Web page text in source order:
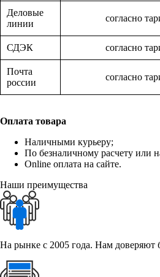
Деловые
линии
согласно
СДЭК согласно
Почта
россии
согласно
Оплата товара
Наличными курьеру;
По безналичному расчету или
Online оплата на сайте.
Наши преимущества
На рынке с 2005 года. Нам доверяют